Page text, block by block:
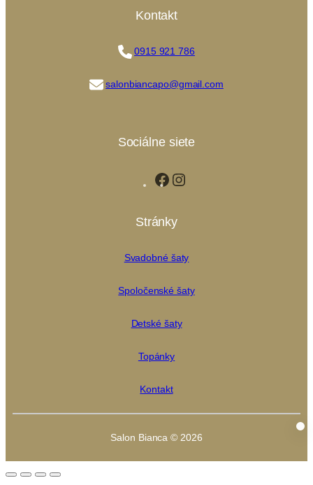
Kontakt
0915 921 786
salonbiancapo@gmail.com
Sociálne siete
Facebook
Stránky
Svadobné šaty
Spoločenské šaty
Detské šaty
Topánky
Kontakt
Salon Bianca © 2026